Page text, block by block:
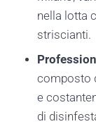
nella lotta
striscianti.
composto
e
di